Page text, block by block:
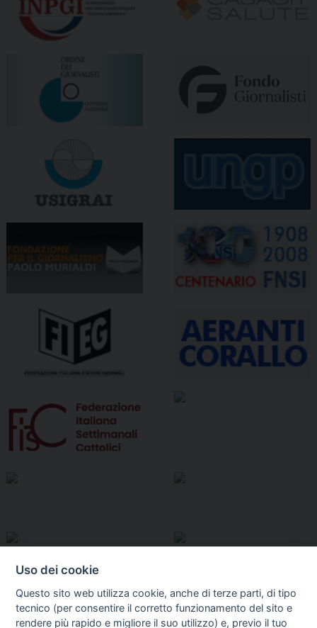
Uso dei cookie
Questo sito web utilizza cookie, anche di terze parti, di tipo
tecnico (per consentire il corretto funzionamento del sito e
rendere più rapido e migliore il suo utilizzo) e, previo il tuo